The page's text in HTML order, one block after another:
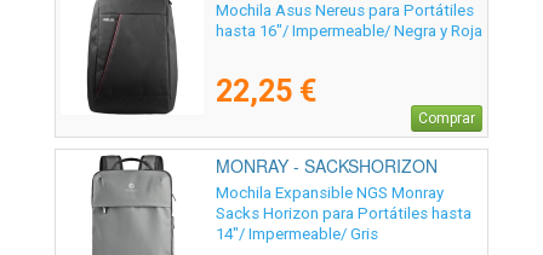
Mochila Asus Nereus para Portátiles
hasta 16"/ Impermeable/ Negra y Roja
22,25 €
Comprar
MONRAY - SACKSHORIZON
Mochila Expansible NGS Monray
Sacks Horizon para Portátiles hasta
14"/ Impermeable/ Gris